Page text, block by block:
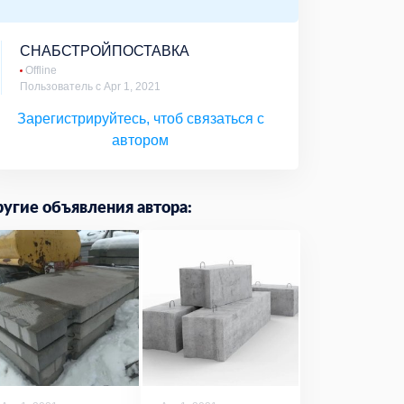
СНАБСТРОЙПОСТАВКА
Offline
Пользователь с Apr 1, 2021
Зарегистрируйтесь, чтоб связаться с
автором
объявления автора: